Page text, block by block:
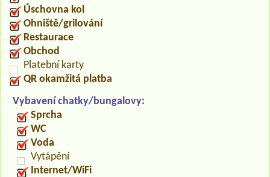
Úschovna kol
Ohniště/grilování
Restaurace
Obchod
Platební karty
QR okamžitá platba
Vybavení chatky/bungalovy:
Sprcha
WC
Voda
Vytápění
Internet/WiFi